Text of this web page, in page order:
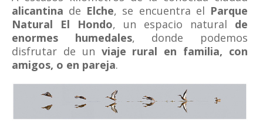
alicantina de Elche, se encuentra el Parque
Natural El Hondo, un espacio natural de
enormes humedales, donde podemos
disfrutar de un viaje rural en familia, con
amigos, o en pareja.